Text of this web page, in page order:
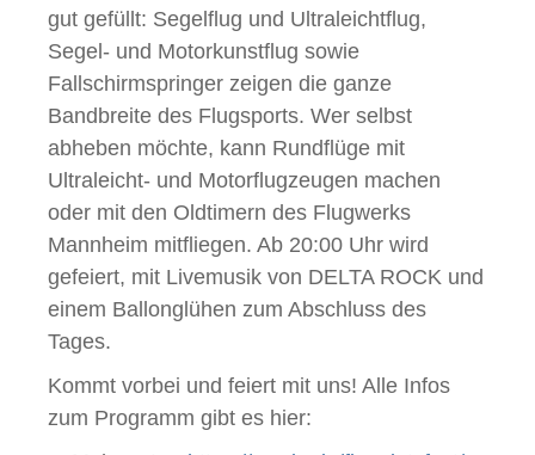
gut gefüllt: Segelflug und Ultraleichtflug,
Segel- und Motorkunstflug sowie
Fallschirmspringer zeigen die ganze
Bandbreite des Flugsports. Wer selbst
abheben möchte, kann Rundflüge mit
Ultraleicht- und Motorflugzeugen machen
oder mit den Oldtimern des Flugwerks
Mannheim mitfliegen. Ab 20:00 Uhr wird
gefeiert, mit Livemusik von DELTA ROCK und
einem Ballonglühen zum Abschluss des
Tages.
Kommt vorbei und feiert mit uns! Alle Infos
zum Programm gibt es hier: